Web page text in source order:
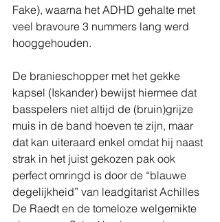
Fake), waarna het ADHD gehalte met
veel bravoure 3 nummers lang werd
hooggehouden.
De branieschopper met het gekke
kapsel (Iskander) bewijst hiermee dat
basspelers niet altijd de (bruin)grijze
muis in de band hoeven te zijn, maar
dat kan uiteraard enkel omdat hij naast
strak in het juist gekozen pak ook
perfect omringd is door de “blauwe
degelijkheid” van leadgitarist Achilles
De Raedt en de tomeloze welgemikte